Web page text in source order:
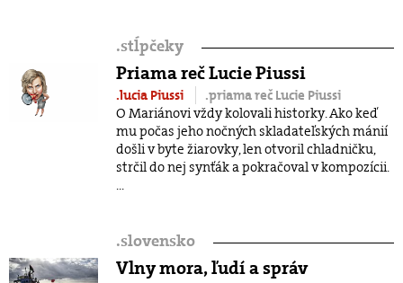
.stĺpčeky
Priama reč Lucie Piussi
.lucia Piussi
.priama reč Lucie Piussi
O Mariánovi vždy kolovali historky. Ako keď
mu počas jeho nočných skladateľských mánií
došli v byte žiarovky, len otvoril chladničku,
strčil do nej synťák a pokračoval v kompozícii.
...
.slovensko
Vlny mora, ľudí a správ